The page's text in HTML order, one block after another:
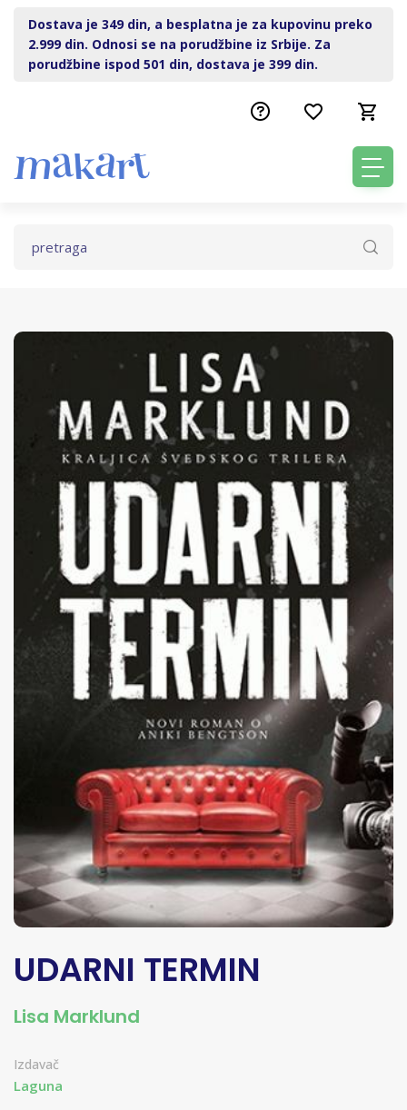
Dostava je 349 din, a besplatna je za kupovinu preko
2.999 din. Odnosi se na porudžbine iz Srbije. Za
porudžbine ispod 501 din, dostava je 399 din.
UDARNI TERMIN
Lisa Marklund
Izdavač
Laguna